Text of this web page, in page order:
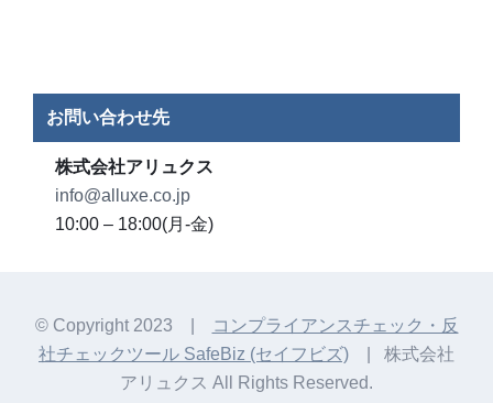
お問い合わせ先
株式会社アリュクス
info@alluxe.co.jp
10:00 – 18:00(月-金)
© Copyright 2023 |
コンプライアンスチェック・反
社チェックツール SafeBiz (セイフビズ) | 株式会社
アリュクス All Rights Reserved.